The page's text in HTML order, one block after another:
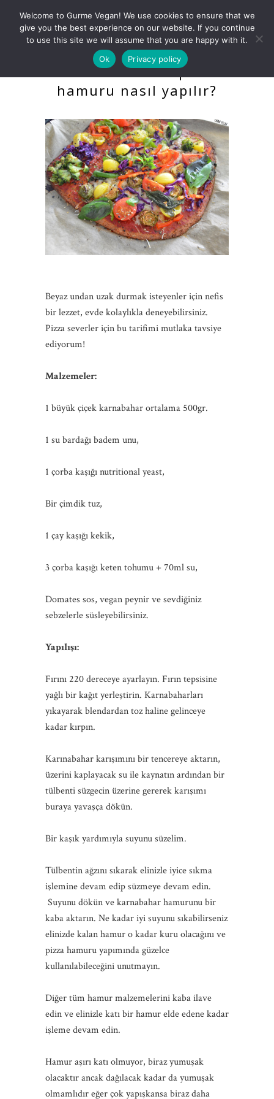
Karnabahardan pizza
hamuru nasıl yapılır?
Beyaz undan uzak durmak isteyenler için nefis
bir lezzet, evde kolaylıkla deneyebilirsiniz.
Pizza severler için bu tarifimi mutlaka tavsiye
ediyorum!
Malzemeler:
1 büyük çiçek karnabahar ortalama 500gr.
1 su bardağı badem unu,
1 çorba kaşığı nutritional yeast,
Bir çimdik tuz,
1 çay kaşığı kekik,
3 çorba kaşığı keten tohumu + 70ml su,
Domates sos, vegan peynir ve sevdiğiniz
sebzelerle süsleyebilirsiniz.
Yapılışı:
Fırını 220 dereceye ayarlayın. Fırın tepsisine
yağlı bir kağıt yerleştirin. Karnabaharları
yıkayarak blendardan toz haline gelinceye
kadar kırpın.
Karınabahar karışımını bir tencereye aktarın,
üzerini kaplayacak su ile kaynatın ardından bir
tülbenti süzgecin üzerine gererek karışımı
buraya yavaşça dökün.
Bir kaşık yardımıyla suyunu süzelim.
Tülbentin ağzını sıkarak elinizle iyice sıkma
işlemine devam edip süzmeye devam edin.
Suyunu dökün ve karnabahar hamurunu bir
kaba aktarın. Ne kadar iyi suyunu sıkabilirseniz
elinizde kalan hamur o kadar kuru olacağını ve
pizza hamuru yapımında güzelce
kullanılabileceğini unutmayın.
Diğer tüm hamur malzemelerini kaba ilave
edin ve elinizle katı bir hamur elde edene kadar
işleme devam edin.
Hamur aşırı katı olmuyor, biraz yumuşak
olacaktır ancak dağılacak kadar da yumuşak
olmamlıdır eğer çok yapışkansa biraz daha
Welcome to Gurme Vegan! We use cookies to ensure that we
give you the best experience on our website. If you continue
to use this site we will assume that you are happy with it.
Ok
Privacy policy